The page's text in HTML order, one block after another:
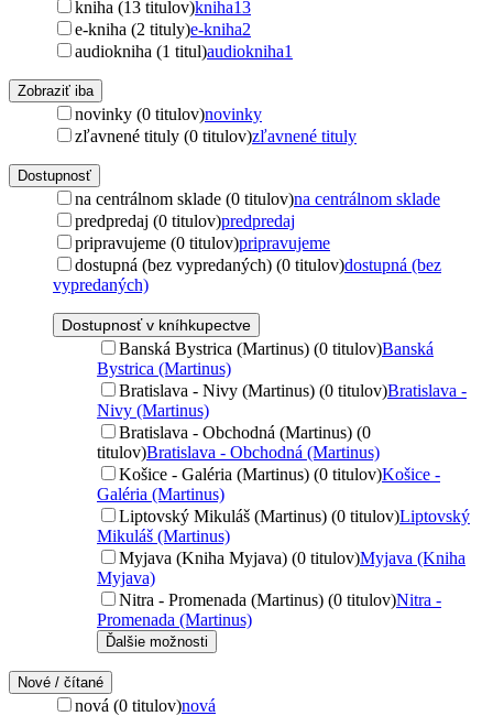
kniha (13 titulov)kniha13
e-kniha (2 tituly)e-kniha2
audiokniha (1 titul)audiokniha1
Zobraziť iba
novinky (0 titulov)novinky
zľavnené tituly (0 titulov)zľavnené tituly
Dostupnosť
na centrálnom sklade (0 titulov)na centrálnom sklade
predpredaj (0 titulov)predpredaj
pripravujeme (0 titulov)pripravujeme
dostupná (bez vypredaných) (0 titulov)dostupná (bez
vypredaných)
Dostupnosť v kníhkupectve
Banská Bystrica (Martinus) (0 titulov)Banská
Bystrica (Martinus)
Bratislava - Nivy (Martinus) (0 titulov)Bratislava -
Nivy (Martinus)
Bratislava - Obchodná (Martinus) (0
titulov)Bratislava - Obchodná (Martinus)
Košice - Galéria (Martinus) (0 titulov)Košice -
Galéria (Martinus)
Liptovský Mikuláš (Martinus) (0 titulov)Liptovský
Mikuláš (Martinus)
Myjava (Kniha Myjava) (0 titulov)Myjava (Kniha
Myjava)
Nitra - Promenada (Martinus) (0 titulov)Nitra -
Promenada (Martinus)
Ďalšie možnosti
Nové / čítané
nová (0 titulov)nová